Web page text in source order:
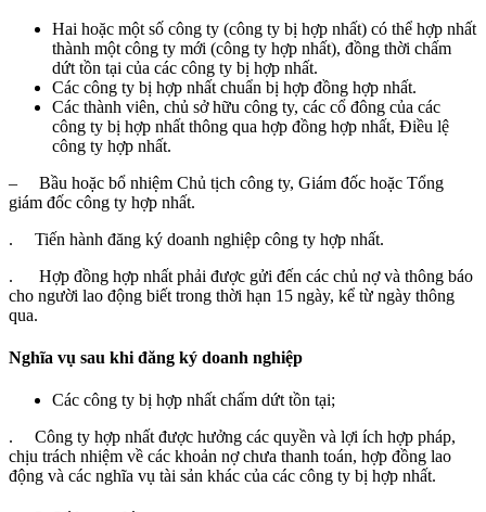
Hai hoặc một số công ty (công ty bị hợp nhất) có thể hợp nhất
thành một công ty mới (công ty hợp nhất), đồng thời chấm
dứt tồn tại của các công ty bị hợp nhất.
Các công ty bị hợp nhất chuẩn bị hợp đồng hợp nhất.
Các thành viên, chủ sở hữu công ty, các cổ đông của các
công ty bị hợp nhất thông qua hợp đồng hợp nhất, Điều lệ
công ty hợp nhất.
– Bầu hoặc bổ nhiệm Chủ tịch công ty, Giám đốc hoặc Tổng
giám đốc công ty hợp nhất.
. Tiến hành đăng ký doanh nghiệp công ty hợp nhất.
. Hợp đồng hợp nhất phải được gửi đến các chủ nợ và thông báo
cho người lao động biết trong thời hạn 15 ngày, kể từ ngày thông
qua.
Nghĩa vụ sau khi đăng ký doanh nghiệp
Các công ty bị hợp nhất chấm dứt tồn tại;
. Công ty hợp nhất được hưởng các quyền và lợi ích hợp pháp,
chịu trách nhiệm về các khoản nợ chưa thanh toán, hợp đồng lao
động và các nghĩa vụ tài sản khác của các công ty bị hợp nhất.